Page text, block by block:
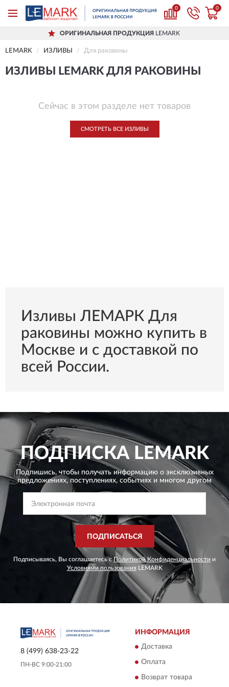
0 0
ОРИГИНАЛЬНАЯ ПРОДУКЦИЯ LEMARK
LEMARK ИЗЛИВЫ Для раковины
ИЗЛИВЫ LEMARK ДЛЯ РАКОВИНЫ
Сейчас в этом разделе нет товаров
СМОТРЕТЬ ВСЕ ИЗЛИВЫ
Изливы ЛЕМАРК Для
раковины можно купить в
Москве и с доставкой по
всей России.
ПОДПИСКАLEMARK
Подпишись, чтобы получать информацию о эксклюзивных
предложениях, поступлениях, событиях и многом другом
ПОДПИСАТЬСЯ
Подписываясь, Вы соглашаетесь сПолитикой Конфиденциальности и
Условиями пользования LEMARK
8 (499) 638-23-22
ПН-ВС 9:00-21:00
ИНФОРМАЦИЯ
Доставка
Оплата
Возврат товара